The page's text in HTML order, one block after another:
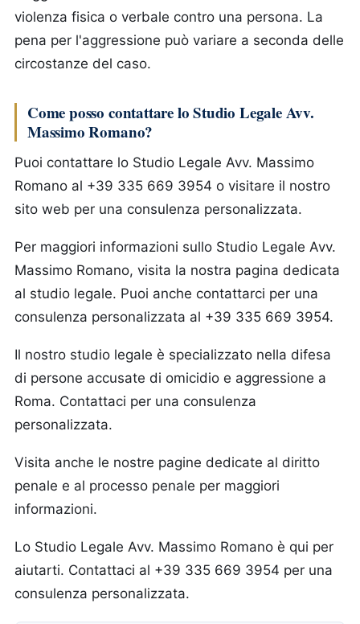
violenza fisica o verbale contro una persona. La
pena per l'aggressione può variare a seconda delle
circostanze del caso.
Come posso contattare lo Studio Legale Avv.
Massimo Romano?
Puoi contattare lo Studio Legale Avv. Massimo
Romano al +39 335 669 3954 o visitare il nostro
sito web per una consulenza personalizzata.
Per maggiori informazioni sullo Studio Legale Avv.
Massimo Romano, visita la nostra pagina dedicata
al studio legale. Puoi anche contattarci per una
consulenza personalizzata al +39 335 669 3954.
Il nostro studio legale è specializzato nella difesa
di persone accusate di omicidio e aggressione a
Roma. Contattaci per una consulenza
personalizzata.
Visita anche le nostre pagine dedicate al diritto
penale e al processo penale per maggiori
informazioni.
Lo Studio Legale Avv. Massimo Romano è qui per
aiutarti. Contattaci al +39 335 669 3954 per una
consulenza personalizzata.